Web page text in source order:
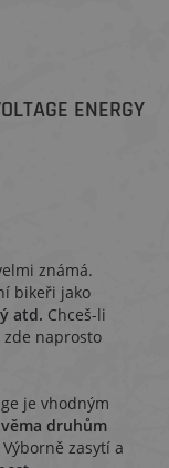
ENERGY
známá.
bikeři jako
atd. Chceš-li
naprosto
je vhodným
druhům
Výborně zasytí a